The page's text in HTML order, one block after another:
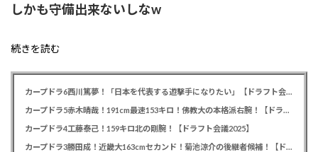
しかも守備出来ないしなw
続きを読む
カープドラ6西川篤夢！「日本を代表する遊撃手になりたい」【ドラフト会議2025】
カープドラ5赤木晴哉！191cm最速153キロ！佛教大の本格派右腕！【ドラフト会議2025】
カープドラ4工藤泰己！159キロ北の剛腕！【ドラフト会議2025】
カープドラ3勝田成！近畿大163cmセカンド！菊池涼介の後継者候補！【ドラフト会議2025】